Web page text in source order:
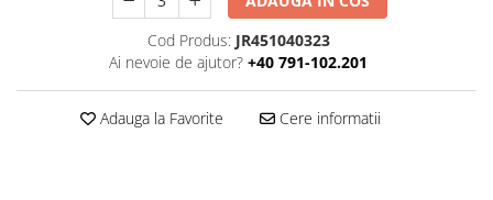
Supralaminare
Monomeric
Cod Produs: JR451040323
Ai nevoie de ajutor? +40 791-102.201
Adauga la Favorite Cere informatii